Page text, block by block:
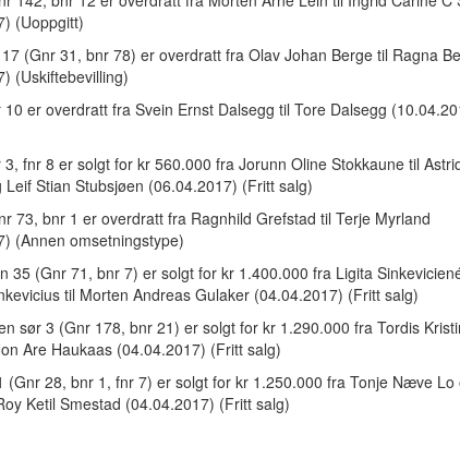
(Uoppgitt)
(Gnr 31, bnr 78) er overdratt fra Olav Johan Berge til Ragna
(Uskiftebevilling)
er overdratt fra Svein Ernst Dalsegg til Tore Dalsegg
fnr 8 er solgt for kr 560.000 fra Jorunn Oline Stokkaune til
Leif Stian Stubsjøen (06.04.2017) (Fritt salg)
73, bnr 1 er overdratt fra Ragnhild Grefstad til Terje Myrland
(Annen omsetningstype)
35 (Gnr 71, bnr 7) er solgt for kr 1.400.000 fra Ligita
til Morten Andreas Gulaker (04.04.2017) (Fritt salg)
sør 3 (Gnr 178, bnr 21) er solgt for kr 1.290.000 fra Tordis
Are Haukaas (04.04.2017) (Fritt salg)
(Gnr 28, bnr 1, fnr 7) er solgt for kr 1.250.000 fra Tonje Næve Lo
Ketil Smestad (04.04.2017) (Fritt salg)